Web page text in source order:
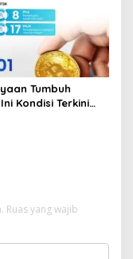
Tumbuh
Kondisi Terkini
Ruas yang wajib